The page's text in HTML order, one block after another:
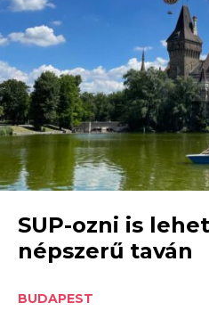
SUP-ozni is
népszerű taván
BUDAPEST